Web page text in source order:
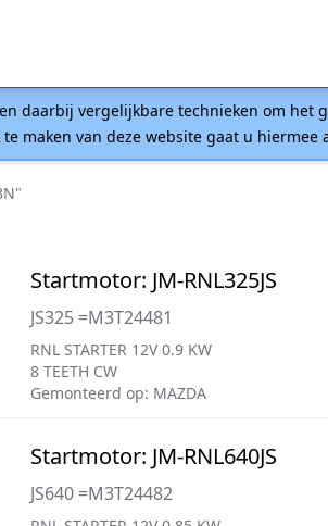
daarbij vergelijkbare technieken om het
maken van deze website gaat u hiermee
Startmotor: JM-RNL325JS
JS325 =M3T24481
RNL STARTER 12V 0.9 KW
8 TEETH CW
Gemonteerd op: MAZDA
Startmotor: JM-RNL640JS
JS640 =M3T24482